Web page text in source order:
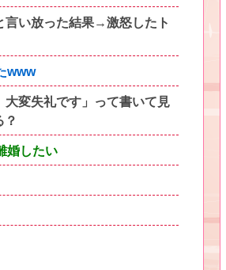
言い放った結果→激怒したト
www
変失礼です」って書いて見
？
婚したい